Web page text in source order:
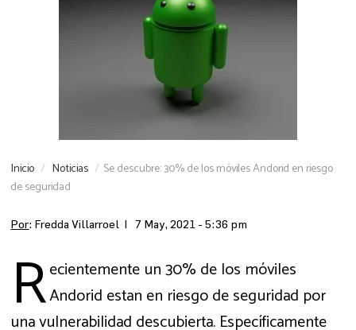
Inicio Noticias
Se descubre: 30% de los móviles Andorid en riesgo
de seguridad
Por: Fredda Villarroel | 7 May, 2021 - 5:36 pm
Recientemente un 30% de los móviles
Andorid estan en riesgo de seguridad por
una vulnerabilidad descubierta. Específicamente